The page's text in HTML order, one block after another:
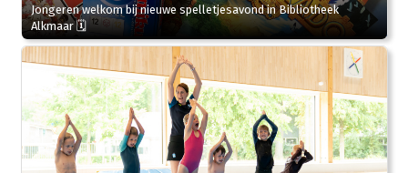
Jongeren welkom bij nieuwe spelletjesavond in Bibliotheek
Alkmaar 🗓